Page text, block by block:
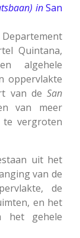
inSan
Quintana,
algehele
oppervlakte
van de San
van meer
te vergroten
uit het
van de
de
en het
het gehele